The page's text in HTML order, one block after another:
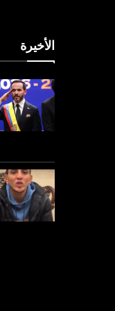
الأخيرة
08 أغسطس
عمان.. أمريكا